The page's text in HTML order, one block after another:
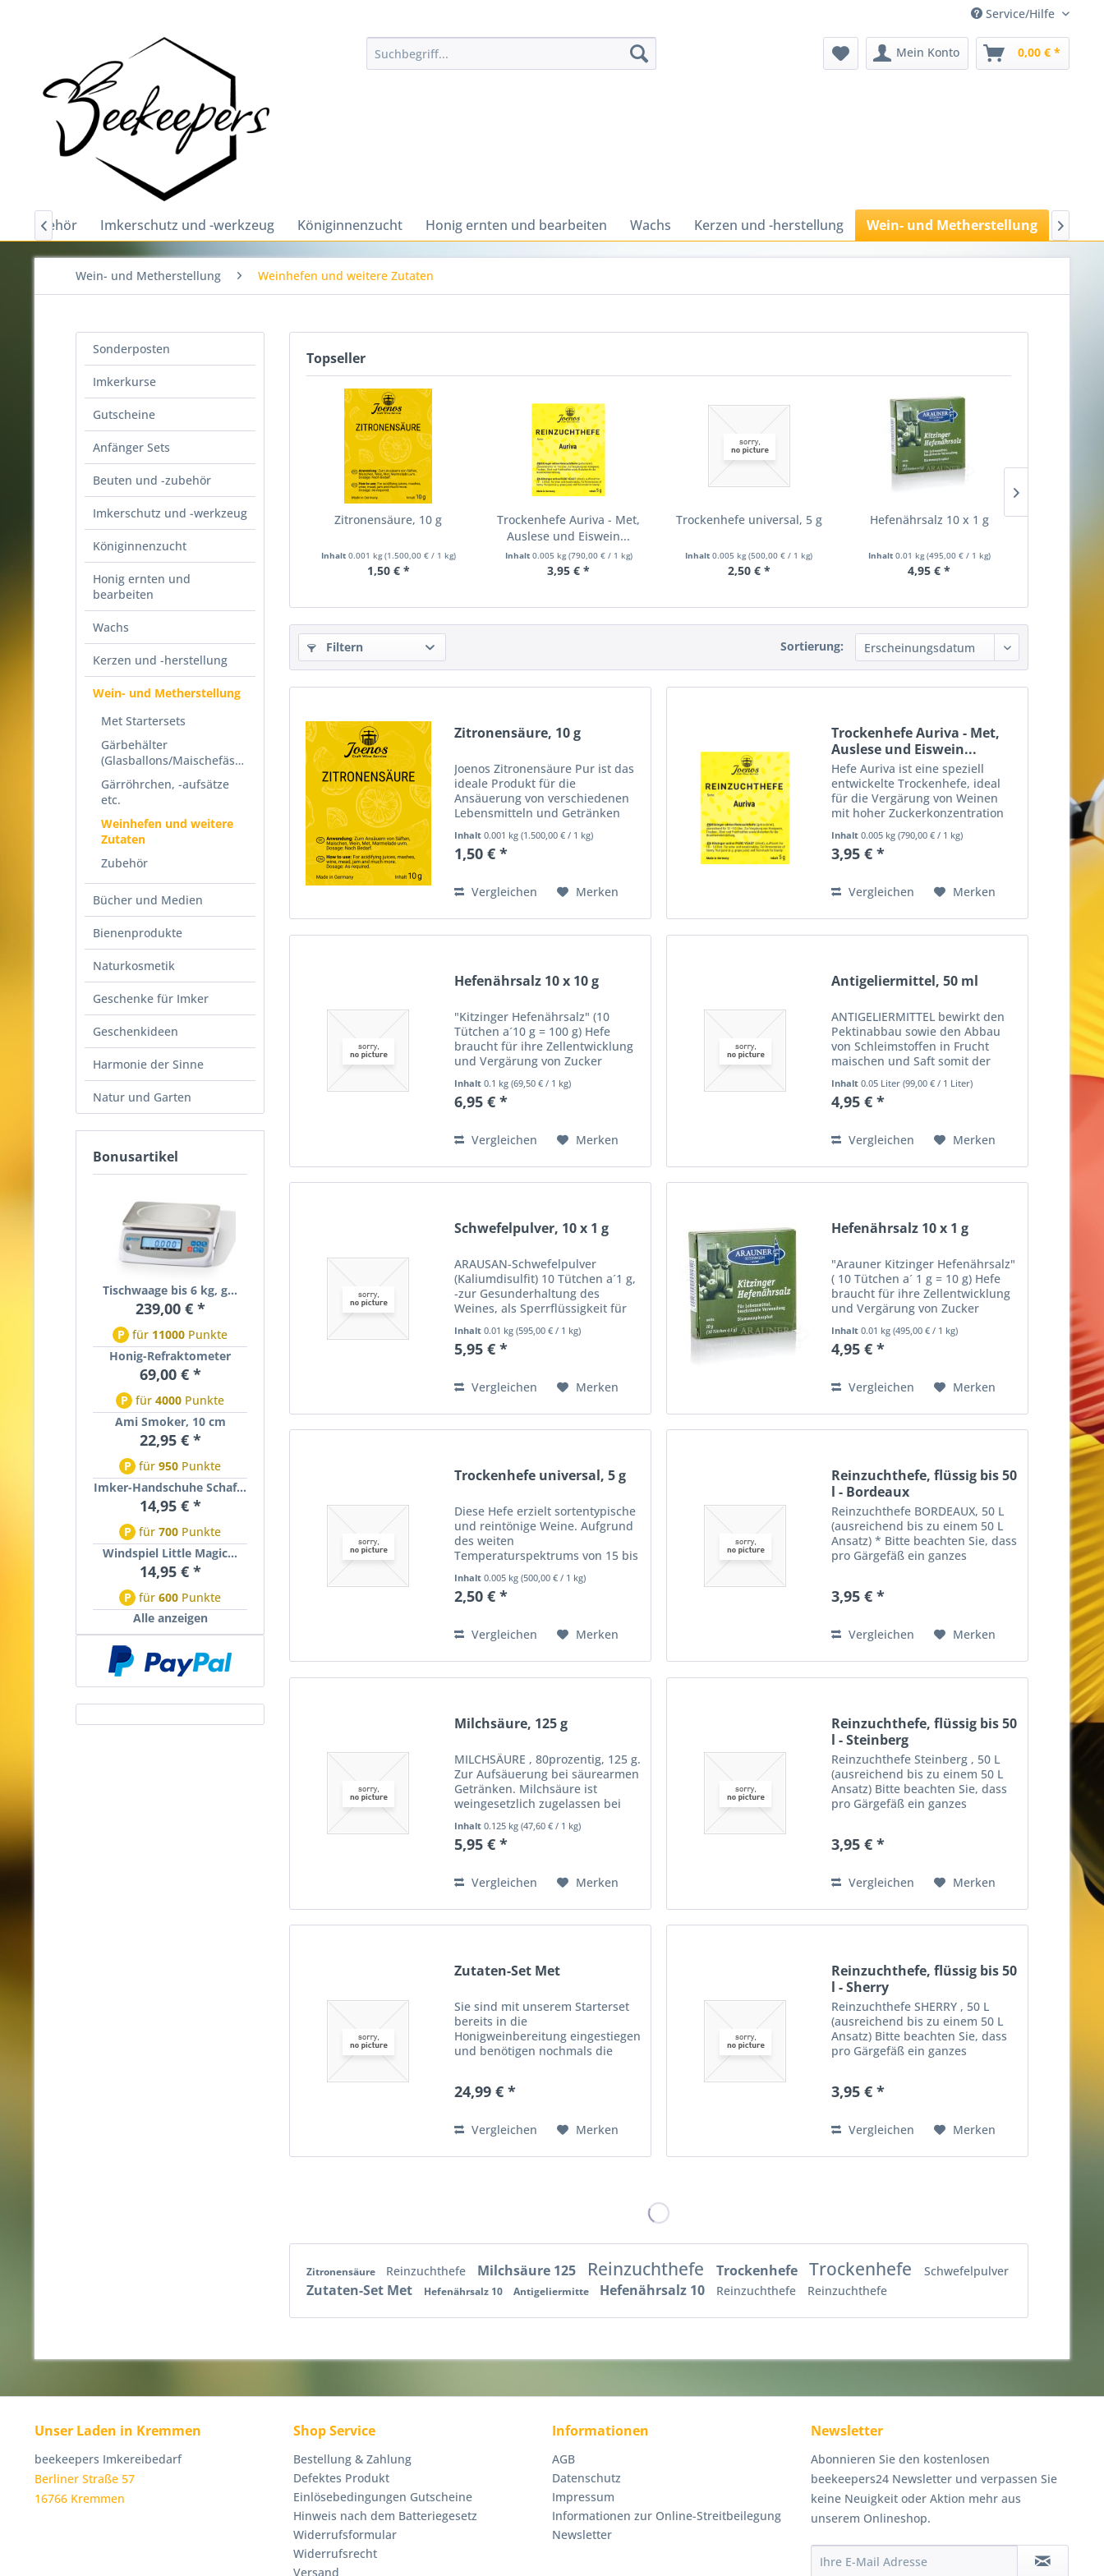
Service/Hilfe
Mein Konto 0,00 € *
-zubehör Imkerschutz und -werkzeug Königinnenzucht Honig ernten und bearbeiten Wachs Kerzen und -herstellung Wein- und Metherstellung
 
Wein- und Metherstellung Weinhefen und weitere Zutaten
Sonderposten
Imkerkurse
Gutscheine
Anfänger Sets
Beuten und -zubehör
Imkerschutz und -werkzeug
Königinnenzucht
Honig ernten und
bearbeiten
Wachs
Kerzen und -herstellung
Wein- und Metherstellung
Met Startersets
Gärbehälter
(Glasballons/Maischefässer)
Gärröhrchen, -aufsätze
etc.
Weinhefen und weitere
Zutaten
Zubehör
Bücher und Medien
Bienenprodukte
Naturkosmetik
Geschenke für Imker
Geschenkideen
Harmonie der Sinne
Natur und Garten
Bonusartikel
Tischwaage bis 6 kg, g...
239,00 € *
P für 11000 Punkte
Honig-Refraktometer
69,00 € *
P für 4000 Punkte
Ami Smoker, 10 cm
22,95 € *
P für 950 Punkte
Imker-Handschuhe Schaf...
14,95 € *
P für 700 Punkte
Windspiel Little Magic...
14,95 € *
P für 600 Punkte
Alle anzeigen
Topseller
Zitronensäure, 10 g
Inhalt 0.001 kg(1.500,00 €/ 1 kg)
1,50 € *
Trockenhefe Auriva - Met,
Auslese und Eiswein...
Inhalt 0.005 kg(790,00 €/ 1 kg)
3,95 € *
Trockenhefe universal, 5 g
Inhalt0.005 kg(500,00 € / 1 kg)
2,50 € *
Hefenährsalz 10 x 1 g
Inhalt 0.01 kg(495,00 €/ 1 kg)
4,95 € *
Filtern Sortierung:
Zitronensäure, 10 g
Joenos Zitronensäure Pur ist das
ideale Produkt für die
Ansäuerung von verschiedenen
Lebensmitteln und Getränken
Weinen, Met sowie Marmeladen,
Gelee und Konfitüren. Sie sorgt
den...
Inhalt0.001 kg(1.500,00 € / 1 kg)
1,50 € *
Vergleichen Merken
Trockenhefe Auriva - Met,
Auslese und Eiswein...
Hefe Auriva ist eine speziell
entwickelte Trockenhefe, ideal
für die Vergärung von Weinen
mit hoher Zuckerkonzentration
mittleren Alkoholgehalt. Sie
eignet sich hervorragend für die
und...
Inhalt0.005 kg(790,00 € / 1 kg)
3,95 € *
Vergleichen Merken
Hefenährsalz 10 x 10 g
"Kitzinger Hefenährsalz" (10
Tütchen a´10 g = 100 g) Hefe
braucht für ihre Zellentwicklung
und Vergärung von Zucker
Früchten ist in der Regel genug
Stickstoff vorhanden, damit die
Inhalt0.1 kg(69,50 € / 1 kg)
6,95 € *
Vergleichen Merken
Antigeliermittel, 50 ml
ANTIGELIERMITTEL bewirkt den
Pektinabbau sowie den Abbau
von Schleimstoffen in Frucht
maischen und Saft somit der
Saftausbeute beim Abpressen
der Früchte. Das Antigeliermittel
Inhalt0.05 Liter(99,00 € / 1 Liter)
4,95 € *
Vergleichen Merken
Schwefelpulver, 10 x 1 g
ARAUSAN-Schwefelpulver
(Kaliumdisulfit) 10 Tütchen a´1 g,
-zur Gesunderhaltung des
Weines, als Sperrflüssigkeit für
Keimfreimachung von Geräten,
Korken, Flaschen. Normale
FARBERHALTUNG:...
Inhalt0.01 kg(595,00 € / 1 kg)
5,95 € *
Vergleichen Merken
Hefenährsalz 10 x 1 g
"Arauner Kitzinger Hefenährsalz"
( 10 Tütchen a´ 1 g = 10 g) Hefe
braucht für ihre Zellentwicklung
und Vergärung von Zucker
Früchten ist in der Regel genug
Stickstoff vorhanden, damit die
Inhalt0.01 kg(495,00 € / 1 kg)
4,95 € *
Vergleichen Merken
Trockenhefe universal, 5 g
Diese Hefe erzielt sortentypische
und reintönige Weine. Aufgrund
des weiten
Temperaturspektrums von 15 bis
sichere Vergärung von allen
Weiß-, Rot- und Roséweinen
mosten universell...
Inhalt0.005 kg(500,00 € / 1 kg)
2,50 € *
Vergleichen Merken
Reinzuchthefe, flüssig bis 50
l - Bordeaux
Reinzuchthefe BORDEAUX, 50 L
(ausreichend bis zu einem 50 L
Ansatz) * Bitte beachten Sie, dass
pro Gärgefäß ein ganzes
Gärbehälter darf nur zu 2/3
Gärung...
3,95 € *
Vergleichen Merken
Milchsäure, 125 g
MILCHSÄURE , 80prozentig, 125 g.
Zur Aufsäuerung bei säurearmen
Getränken. Milchsäure ist
weingesetzlich zugelassen bei
Birnenwein sowie bei Erdbeer-
und Hagebuttendesserwein v o r
Inhalt0.125 kg(47,60 € / 1 kg)
5,95 € *
Vergleichen Merken
Reinzuchthefe, flüssig bis 50
l - Steinberg
Reinzuchthefe Steinberg , 50 L
(ausreichend bis zu einem 50 L
Ansatz) Bitte beachten Sie, dass
pro Gärgefäß ein ganzes
Gärbehälter darf nur zu 2/3
Gärung...
3,95 € *
Vergleichen Merken
Zutaten-Set Met
Sie sind mit unserem Starterset
bereits in die
Honigweinbereitung eingestiegen
und benötigen nochmals die
enthält alle Mittel, die Sie für die
24,99 € *
Vergleichen Merken
Reinzuchthefe, flüssig bis 50
l - Sherry
Reinzuchthefe SHERRY , 50 L
(ausreichend bis zu einem 50 L
Ansatz) Bitte beachten Sie, dass
pro Gärgefäß ein ganzes
Gärbehälter darf nur zu 2/3
Gärung zu...
3,95 € *
Vergleichen Merken
Zitronensäure Reinzuchthefe Milchsäure 125 Reinzuchthefe Trockenhefe Trockenhefe Schwefelpulver
Zutaten-Set Met Hefenährsalz 10 Antigeliermitte Hefenährsalz 10 Reinzuchthefe Reinzuchthefe
Unser Laden in Kremmen
beekeepers Imkereibedarf
Berliner Straße 57
16766 Kremmen
Shop Service
Bestellung & Zahlung
Defektes Produkt
Einlösebedingungen Gutscheine
Hinweis nach dem Batteriegesetz
Widerrufsformular
Widerrufsrecht
Versand
Informationen
AGB
Datenschutz
Impressum
Informationen zur Online-Streitbeilegung
Newsletter
Newsletter
Abonnieren Sie den kostenlosen
beekeepers24 Newsletter und verpassen Sie
keine Neuigkeit oder Aktion mehr aus
unserem Onlineshop.